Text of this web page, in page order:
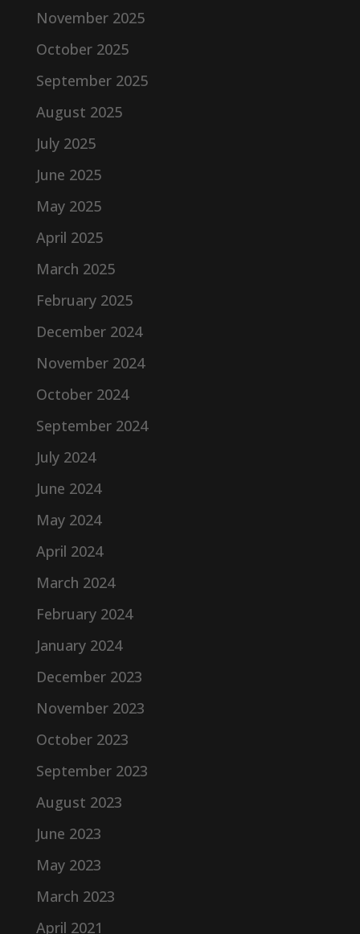
November 2025
October 2025
September 2025
August 2025
July 2025
June 2025
May 2025
April 2025
March 2025
February 2025
December 2024
November 2024
October 2024
September 2024
July 2024
June 2024
May 2024
April 2024
March 2024
February 2024
January 2024
December 2023
November 2023
October 2023
September 2023
August 2023
June 2023
May 2023
March 2023
April 2021